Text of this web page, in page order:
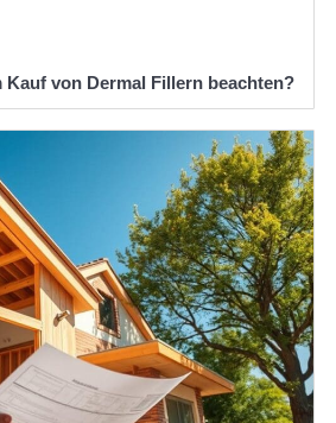
Kauf von Dermal Fillern beachten?